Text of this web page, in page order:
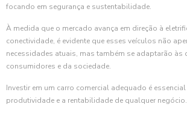
focando em segurança e sustentabilidade.
À medida que o mercado avança em direção à
conectividade, é evidente que esses veículos não
necessidades atuais, mas também se adaptarão às
consumidores e da sociedade.
Investir em um carro comercial adequado é
produtividade e a rentabilidade de qualquer negócio.